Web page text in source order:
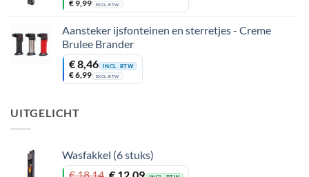
prijs
was:
€ 18,14.
prijs
is:
€ 12,09.
€9,99 EXCL. BTW
Aansteker ijsfonteinen en sterretjes - Creme
Brulee Brander
€8,46 INCL. BTW
€6,99 EXCL. BTW
UITGELICHT
Wasfakkel (6 stuks)